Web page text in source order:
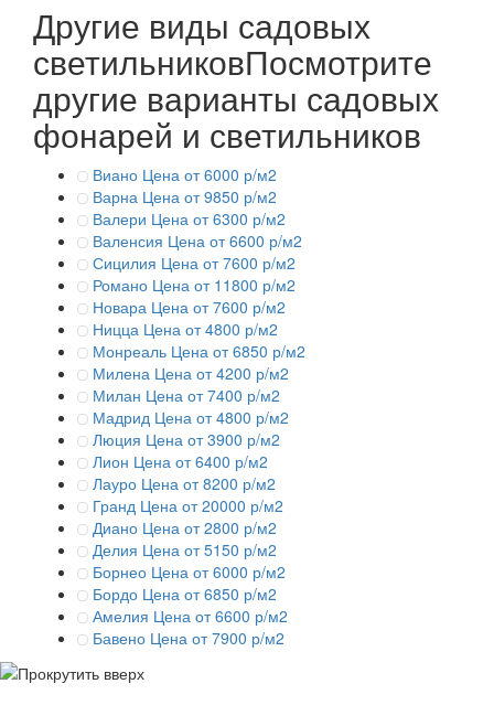
Другие виды садовых
светильниковПосмотрите
другие варианты садовых
фонарей и светильников
Виано Цена от 6000 р/м2
Варна Цена от 9850 р/м2
Валери Цена от 6300 р/м2
Валенсия Цена от 6600 р/м2
Сицилия Цена от 7600 р/м2
Романо Цена от 11800 р/м2
Новара Цена от 7600 р/м2
Ницца Цена от 4800 р/м2
Монреаль Цена от 6850 р/м2
Милена Цена от 4200 р/м2
Милан Цена от 7400 р/м2
Мадрид Цена от 4800 р/м2
Люция Цена от 3900 р/м2
Лион Цена от 6400 р/м2
Лауро Цена от 8200 р/м2
Гранд Цена от 20000 р/м2
Диано Цена от 2800 р/м2
Делия Цена от 5150 р/м2
Борнео Цена от 6000 р/м2
Бордо Цена от 6850 р/м2
Амелия Цена от 6600 р/м2
Бавено Цена от 7900 р/м2